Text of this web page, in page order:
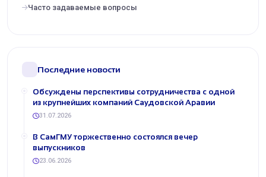
Часто задаваемые вопросы
Последние новости
Обсуждены перспективы сотрудничества с одной
из крупнейших компаний Саудовской Аравии
31.07.2026
В СамГМУ торжественно состоялся вечер
выпускников
23.06.2026